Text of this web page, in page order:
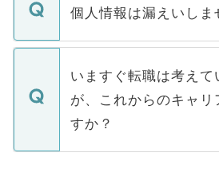
■応募殺到を避けるため
関を公にしてしまうと、
に、医療機関が求める条
みを人材紹介会社に依頼
ています。
ん。また、仮に応募先か
定を承諾する必要はあり
の辞退の連絡はキャリア
個人情報は漏えいしま
個人情報が漏えいするこ
で、ご安心ください。当
などで収集したご登録者
ご本人のキャリアアップ
支援を目的に使用いたし
ているすべての個人デー
いますぐ転職は考えて
が、これからのキャリ
すか？